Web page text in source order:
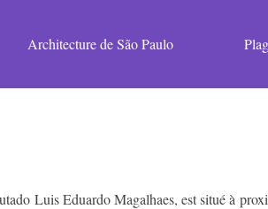
Architecture de São Paulo
Luis Eduardo Magalhaes, est situé à